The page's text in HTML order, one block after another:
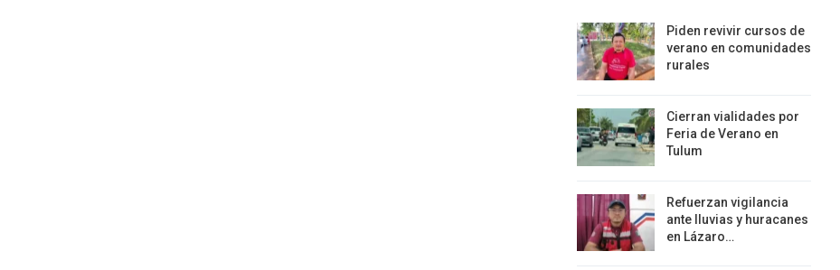
Piden revivir cursos de
verano en comunidades
rurales
Cierran vialidades por
Feria de Verano en
Tulum
Refuerzan vigilancia
ante lluvias y huracanes
en Lázaro…